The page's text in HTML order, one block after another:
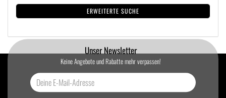
ERWEITERTE SUCHE
Unser Newsletter
Keine Angebote und Rabatte mehr verpassen!